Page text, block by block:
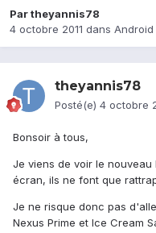
Partheyannis78
4 octobre 2011 dans
theyannis78
Posté(e) 4 octobre
Bonsoir à tous,
Je viens de voir le nouveau
écran, ils ne font que
Je ne risque donc pas
Nexus Prime et Ice Cream